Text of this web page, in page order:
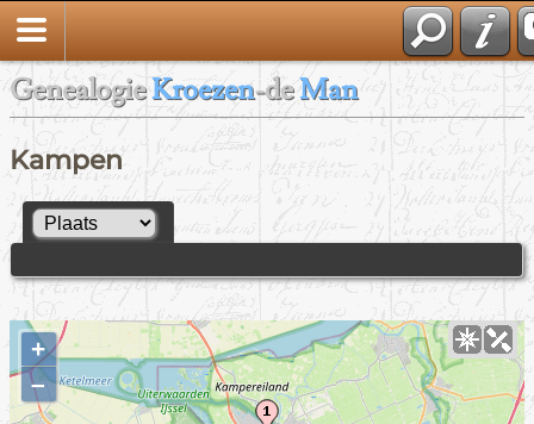
GenealogieKroezen-deMan
Kampen
+
–